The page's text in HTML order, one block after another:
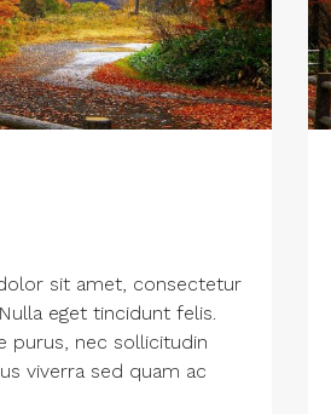
sit amet, consectetur
eget tincidunt felis.
purus, nec sollicitudin
viverra sed quam ac